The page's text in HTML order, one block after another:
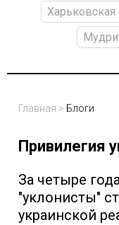
Харьковская
Главная > Блоги
Привилегия
За четыре
"уклонисты"
украинской